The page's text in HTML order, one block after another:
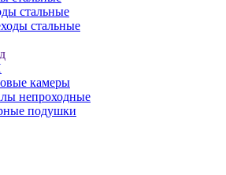
стальные
стальные
камеры
непроходные
подушки